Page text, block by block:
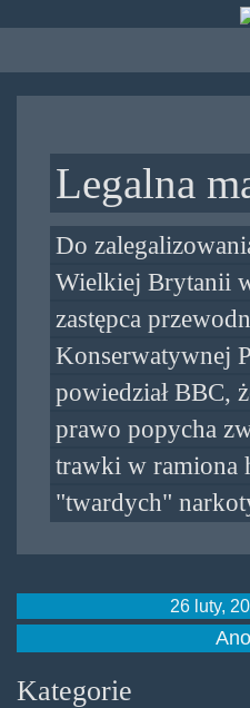
treści
Legalna
Do
Wielkiej Brytanii
zastępca
Konserwatywnej
powiedział BBC,
prawo popycha
trawki w ramiona
"twardych"
26 luty,
Kategorie